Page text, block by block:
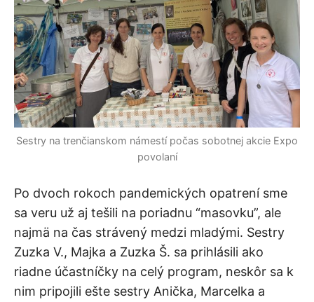
Sestry na trenčianskom námestí počas sobotnej akcie Expo
povolaní
Po dvoch rokoch pandemických opatrení sme
sa veru už aj tešili na poriadnu “masovku”, ale
najmä na čas strávený medzi mladými. Sestry
Zuzka V., Majka a Zuzka Š. sa prihlásili ako
riadne účastníčky na celý program, neskôr sa k
nim pripojili ešte sestry Anička, Marcelka a